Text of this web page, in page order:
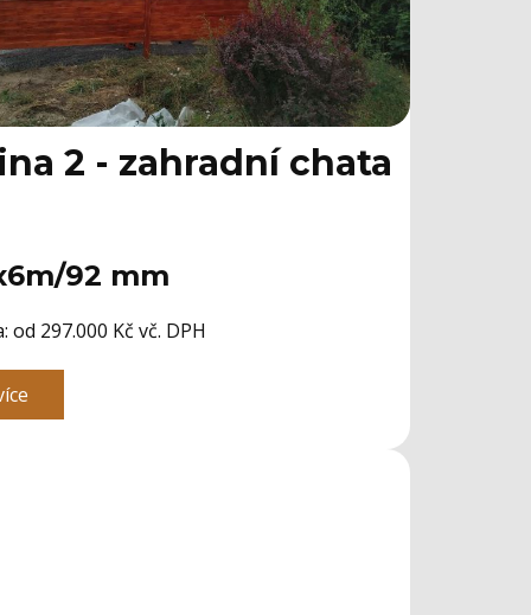
2 - zahradní chata
92 mm
​od 297.000 Kč vč. DPH